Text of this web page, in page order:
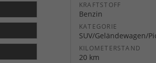
KRAFTSTOFF
Benzin
KATEGORIE
SUV/Geländewagen/
KILOMETERSTAND
20 km